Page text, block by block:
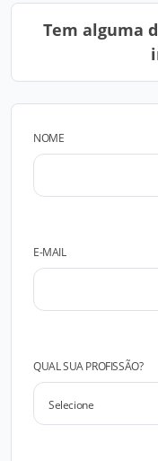
Tem alguma
NOME
E-MAIL
QUAL SUA PROFISSÃO?